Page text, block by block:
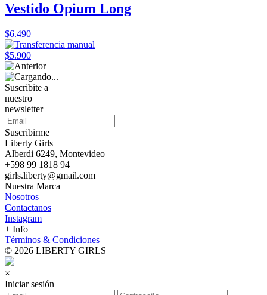
Vestido Opium Long
$6.490
$5.900
Suscribite a
nuestro
newsletter
Suscribirme
Liberty Girls
Alberdi 6249, Montevideo
+598 99 1818 94
girls.liberty@gmail.com
Nuestra Marca
Nosotros
Contactanos
Instagram
+ Info
Términos & Condiciones
© 2026 LIBERTY GIRLS
×
Iniciar sesión